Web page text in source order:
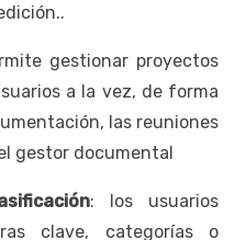
gestionar proyectos
a la vez, de forma
las reuniones
gestor documental
: los usuarios
clave, categorías o